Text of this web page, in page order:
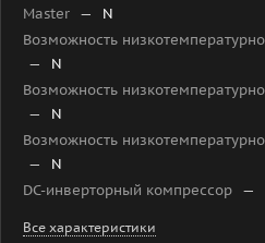
Master —
N
Возможность
—
N
Возможность
—
N
Возможность
—
N
DC-инверторный компрессор —
Все характеристики